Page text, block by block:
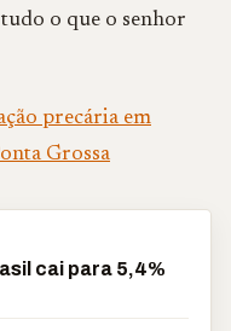
o que o senhor
precária em
Grossa
cai para 5,4%